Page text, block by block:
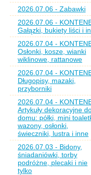
2026.07.06 - Zabawki
2026.07.06 -
Gałązki, bukiety liści i
2026.07.04 -
Osłonki, kosze, wianki
wiklinowe, rattanowe
2026.07.04 -
Długopisy, mazaki,
przyborniki
2026.07.04 -
Artykuły dekoracyjne
domu: półki, mini
wazony, osłonki,
świeczniki, lustra i inne
2026.07.03 - Bidony,
śniadaniówki, torby
podróżne, plecaki i nie
tylko